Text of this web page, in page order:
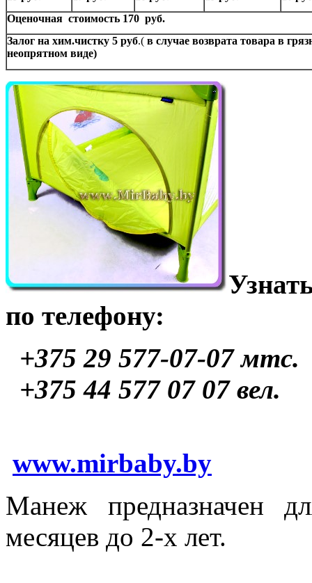
Оценочная стоимость 170 руб.
Залог на хим.чистку 5 руб.( в случае возврата товара в
неопрятном виде)
по телефону:
+375 29 577-07-07 мтс.
+375 44 577 07 07 вел.
www.mirbaby.by
Манеж предназначен
месяцев до 2-х лет.